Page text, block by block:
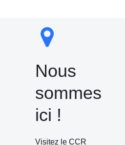
Nous
sommes
ici !
Visitez le CCR